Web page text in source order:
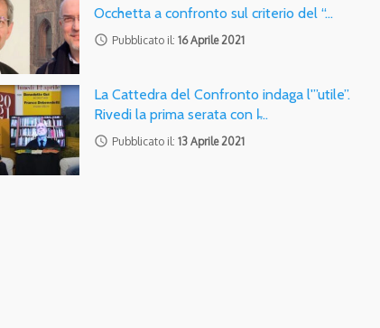
Occhetta a confronto sul criterio del “…
access_time Pubblicato il:16 Aprile 2021
La Cattedra del Confronto indaga l'”utile”.
Rivedi la prima serata con l̵…
access_time Pubblicato il:13 Aprile 2021